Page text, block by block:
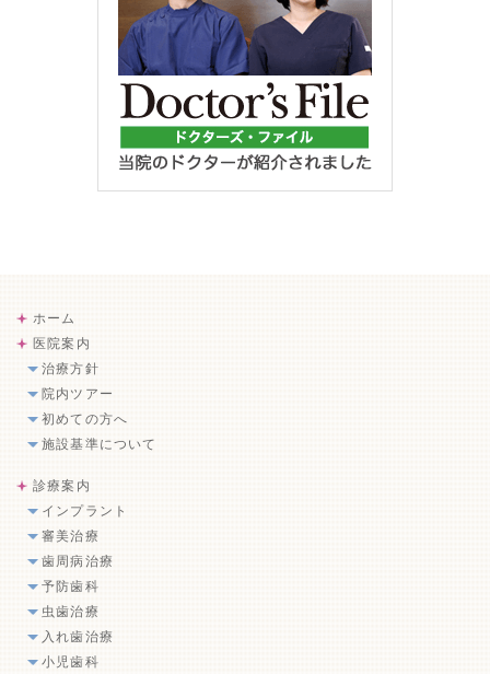
ホーム
医院案内
治療方針
院内ツアー
初めての方へ
施設基準について
診療案内
インプラント
審美治療
歯周病治療
予防歯科
虫歯治療
入れ歯治療
小児歯科